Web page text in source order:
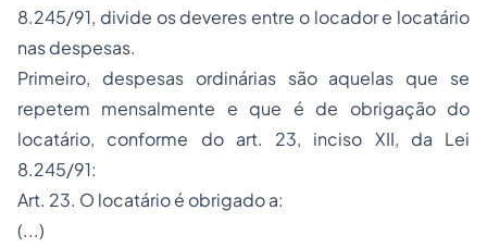
8.245/91, divide os deveres entre o locador e locatário
nas despesas.
Primeiro, despesas ordinárias são aquelas que se
repetem mensalmente e que é de obrigação do
locatário, conforme do art. 23, inciso XII, da Lei
8.245/91:
Art. 23. O locatário é obrigado a:
(...)